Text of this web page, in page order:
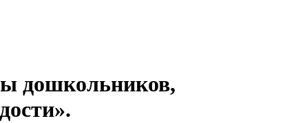
дошкольников,